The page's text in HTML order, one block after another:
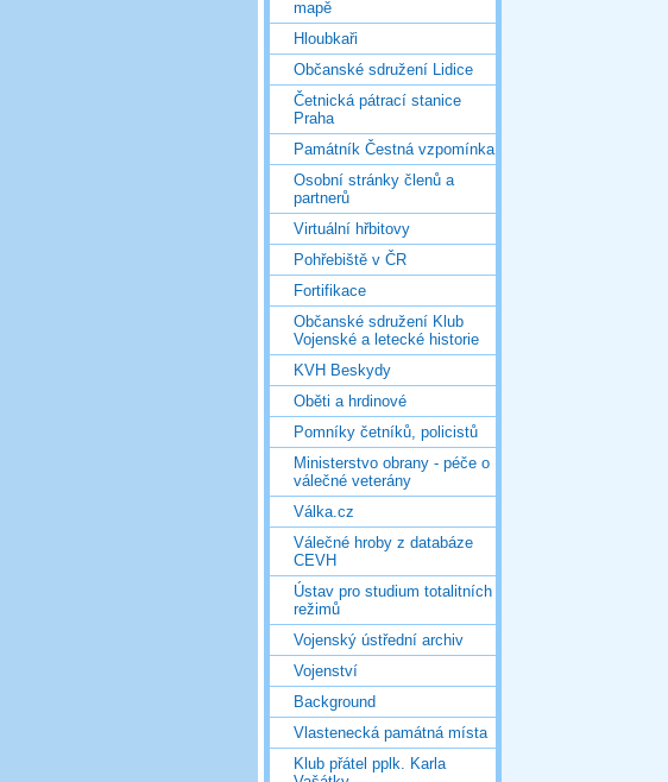
mapě
Hloubkaři
Občanské sdružení Lidice
Četnická pátrací stanice
Praha
Památník Čestná vzpomínka
Osobní stránky členů a
partnerů
Virtuální hřbitovy
Pohřebiště v ČR
Fortifikace
Občanské sdružení Klub
Vojenské a letecké historie
KVH Beskydy
Oběti a hrdinové
Pomníky četníků, policistů
Ministerstvo obrany - péče o
válečné veterány
Válka.cz
Válečné hroby z databáze
CEVH
Ústav pro studium totalitních
režimů
Vojenský ústřední archiv
Vojenství
Background
Vlastenecká památná místa
Klub přátel pplk. Karla